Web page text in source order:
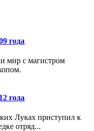
года
мир с магистром
года
Луках приступил к
отряд...